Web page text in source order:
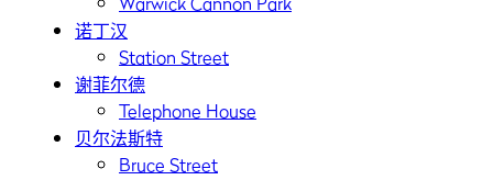
诺丁汉
Station Street
谢菲尔德
Telephone House
贝尔法斯特
Bruce Street